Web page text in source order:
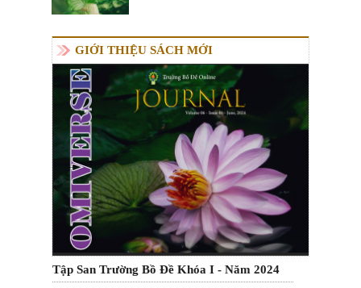
GIỚI THIỆU SÁCH MỚI
Tập San Trường Bồ Đề Khóa I - Năm 2024